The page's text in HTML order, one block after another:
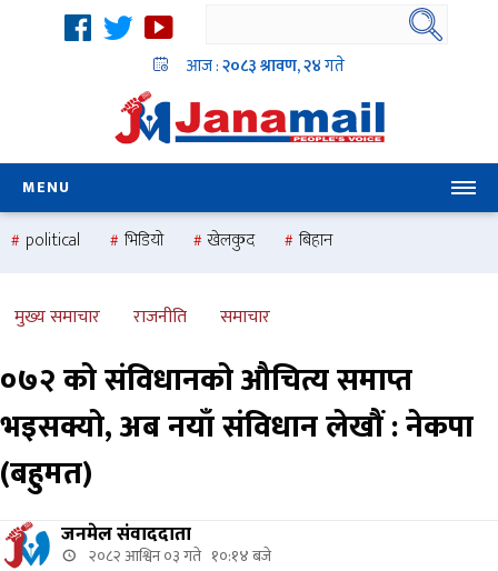
आज :२०८३ श्रावण, २४गते
MENU
political भिडियो खेलकुद
बिहान
national
health
मुख्य समाचार राजनीति समाचार
०७२ को संविधानको औचित्य समाप्त
भइसक्यो, अब नयाँ संविधान लेखौं : नेकपा
(बहुमत)
जनमेल संवाददाता
२०८२ आश्विन ०३ गते १०:१४ बजे